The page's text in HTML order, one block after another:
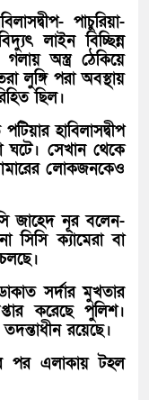
পাচুরিয়া-
লাইন বিচ্ছিন্ন
অস্ত্র ঠেকিয়ে
লুঙ্গি পরা অবস্থায়
ছিল।
হাবিলাসদ্বীপ
ঘটে। সেখান থেকে
লোকজনকেও
জাহেদ নূর বলেন-
সিসি ক্যামেরা বা
সর্দার মুখতার
করেছে পুলিশ।
রয়েছে।
পর এলাকায় টহল